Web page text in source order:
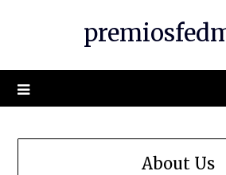
About Us